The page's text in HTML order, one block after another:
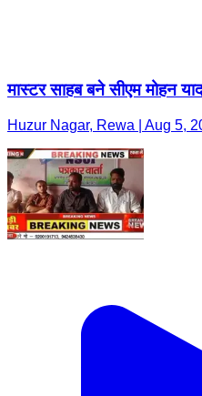
मास्टर साहब बने सीएम मोहन
Huzur Nagar, Rewa | Aug 5,